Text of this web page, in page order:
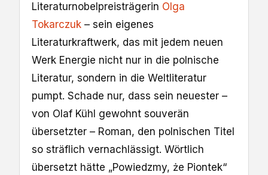
Literaturnobelpreisträgerin Olga
Tokarczuk – sein eigenes
Literaturkraftwerk, das mit jedem neuen
Werk Energie nicht nur in die polnische
Literatur, sondern in die Weltliteratur
pumpt. Schade nur, dass sein neuester –
von Olaf Kühl gewohnt souverän
übersetzter – Roman, den polnischen Titel
so sträflich vernachlässigt. Wörtlich
übersetzt hätte „Powiedzmy, że Piontek“